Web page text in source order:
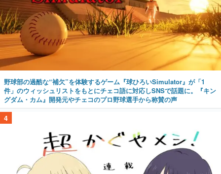
野球部の過酷な“補欠”を体験するゲーム『球ひろいSimulator』が「1
件」のウィッシュリストをもとにチェコ語に対応しSNSで話題に。『キン
グダム・カム』開発元やチェコのプロ野球選手から称賛の声
4